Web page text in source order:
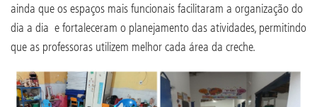
ainda que os espaços mais funcionais facilitaram a organização do
dia a dia e fortaleceram o planejamento das atividades, permitindo
que as professoras utilizem melhor cada área da creche.